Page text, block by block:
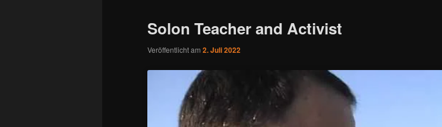
Solon Teacher and Activist
Veröffentlicht am 2. Juli 2022